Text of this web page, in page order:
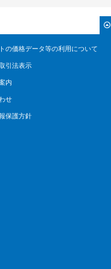
の価格データ等の利用について
引法表示
内
せ
保護方針